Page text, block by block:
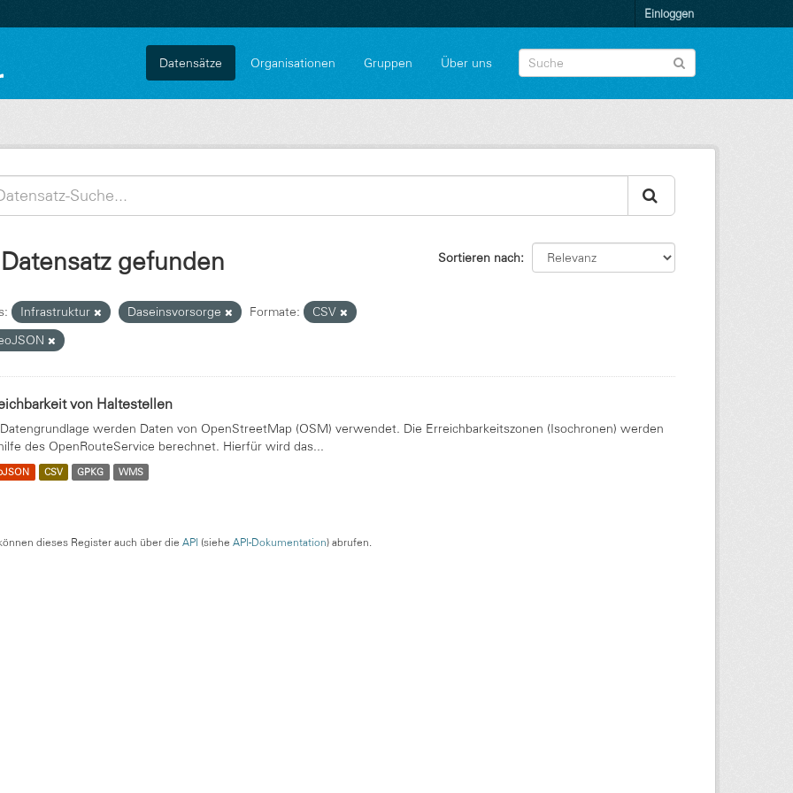
Einloggen
Datensätze Organisationen Gruppen Über uns
Sortieren nach
gefunden
Infrastruktur Daseinsvorsorge Formate:
CSV
von Haltestellen
werden Daten von OpenStreetMap (OSM) verwendet. Die Erreichbarkeitszonen (Isochronen) werden
des OpenRouteService berechnet. Hierfür wird das...
CSV GPKG WMS
dieses Register auch über die API (siehe API-Dokumentation) abrufen.